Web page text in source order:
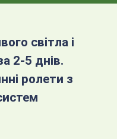
світла і
2-5 днів.
ролети з